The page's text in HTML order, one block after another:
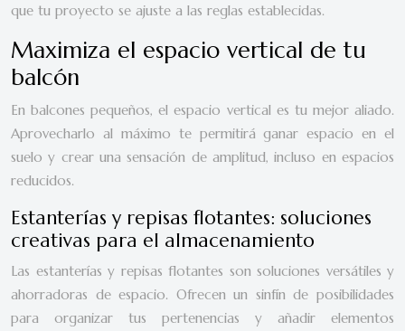
que tu proyecto se ajuste a las reglas establecidas.
Maximiza el espacio vertical de tu
balcón
En balcones pequeños, el espacio vertical es tu mejor aliado.
Aprovecharlo al máximo te permitirá ganar espacio en el
suelo y crear una sensación de amplitud, incluso en espacios
reducidos.
Estanterías y repisas flotantes: soluciones
creativas para el almacenamiento
Las estanterías y repisas flotantes son soluciones versátiles y
ahorradoras de espacio. Ofrecen un sinfín de posibilidades
para organizar tus pertenencias y añadir elementos